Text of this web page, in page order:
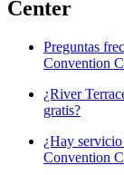
Center
Preguntas
Convention
¿River
gratis?
¿Hay
Convention